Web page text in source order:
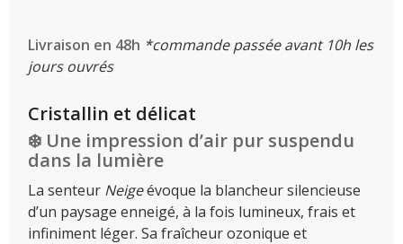
Livraison en 48h *commande passée avant 10h les
jours ouvrés
Cristallin et délicat
❄️ Une impression d’air pur suspendu
dans la lumière
La senteur Neigeévoque la blancheur silencieuse
d’un paysage enneigé, à la fois lumineux, frais et
infiniment léger. Sa fraîcheur ozonique et